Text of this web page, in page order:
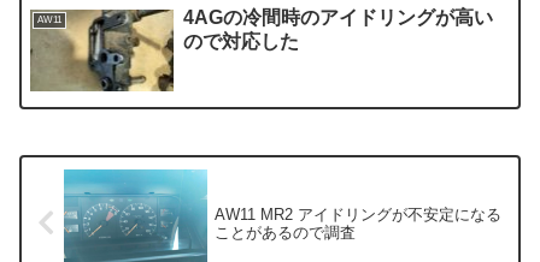
AW11
4AGの冷間時のアイドリングが高い
ので対応した
AW11 MR2 アイドリングが不安定になる
ことがあるので調査